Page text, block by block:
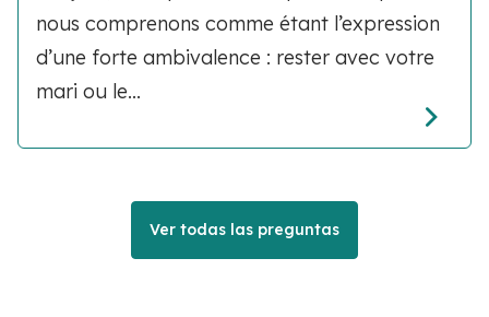
nous comprenons comme étant l’expression
d’une forte ambivalence : rester avec votre
mari ou le...
Ver todas las preguntas